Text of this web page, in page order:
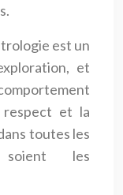
est un
et
respect et la
toutes les
les